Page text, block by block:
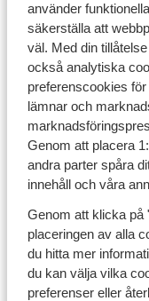
använder
säkerställa att
väl. Med din
också analytiska
preferenscookies
lämnar och
Genom att placera
andra parter spåra
innehåll och våra
Genom att klicka på
placeringen av alla
du hitta mer
du kan välja vilka
preferenser eller
Hotell i
Att hitta det
om att bestämma
du ska på
efter ett
eller en barnklubb.
och ro på ditt
endast för vuxnai
år?